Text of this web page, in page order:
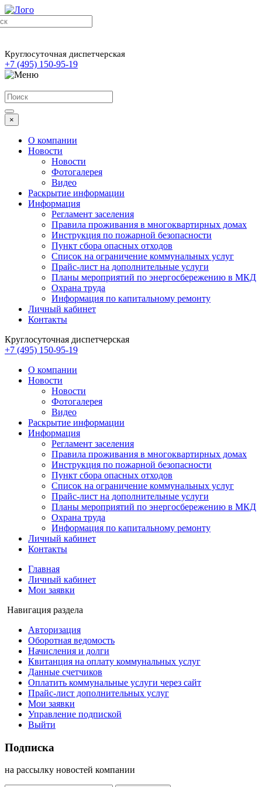
Круглосуточная диспетчерская
+7 (495) 150-95-19
×
О компании
Новости
Новости
Фотогалерея
Видео
Раскрытие информации
Информация
Регламент заселения
Правила проживания в многоквартирных домах
Инструкция по пожарной безопасности
Пункт сбора опасных отходов
Список на ограничение коммунальных услуг
Прайс-лист на дополнительные услуги
Планы мероприятий по энергосбережению в МКД
Охрана труда
Информация по капитальному ремонту
Личный кабинет
Контакты
Круглосуточная диспетчерская
+7 (495) 150-95-19
О компании
Новости
Новости
Фотогалерея
Видео
Раскрытие информации
Информация
Регламент заселения
Правила проживания в многоквартирных домах
Инструкция по пожарной безопасности
Пункт сбора опасных отходов
Список на ограничение коммунальных услуг
Прайс-лист на дополнительные услуги
Планы мероприятий по энергосбережению в МКД
Охрана труда
Информация по капитальному ремонту
Личный кабинет
Контакты
Главная
Личный кабинет
Мои заявки
Навигация раздела
Авторизация
Оборотная ведомость
Начисления и долги
Квитанция на оплату коммунальных услуг
Данные счетчиков
Оплатить коммунальные услуги через сайт
Прайс-лист дополнительных услуг
Мои заявки
Управление подпиской
Выйти
Подписка
на рассылку новостей компании